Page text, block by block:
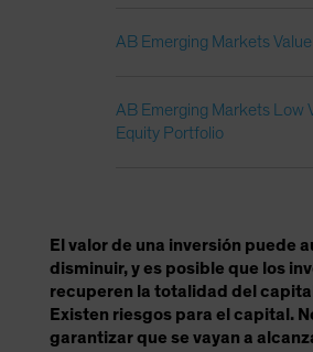
AB Emerging Markets
AB Emerging Markets Low
Equity Portfolio
El valor de una inversión puede
disminuir, y es posible que los
recuperen la totalidad del
Existen riesgos para el capital.
garantizar que se vayan a